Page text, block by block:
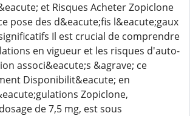
et Risques Acheter Zopiclone
pose des d&eacute;fis l&eacute;gaux
Il est crucial de comprendre
en vigueur et les risques d'auto-
associ&eacute;s &agrave; ce
Disponibilit&eacute; en
Zopiclone,
de 7,5 mg, est sous